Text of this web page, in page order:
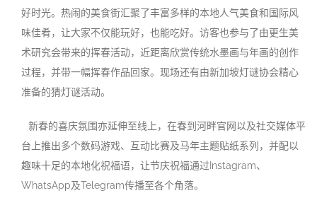
好时光。热闹的美食街汇聚了丰富多样的本地人气美食和国际风
味佳肴，让大家不仅能玩好，也能吃好。访客也参与了由更生美
术研究会带来的挥春活动，近距离欣赏传统水墨画与年画的创作
过程，并带一幅挥春作品回家。现场还有由新加坡灯谜协会精心
准备的猜灯谜活动。
新春的喜庆氛围亦延伸至线上，在春到河畔官网以及社交媒体平
台上推出多个数码游戏、互动比赛及马年主题贴纸系列，并配以
趣味十足的本地化祝福语，让节庆祝福通过Instagram、
WhatsApp及Telegram传播至各个角落。